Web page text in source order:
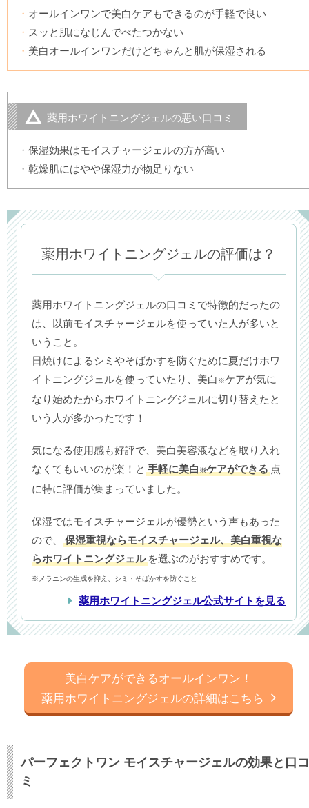
オールインワンで美白ケアもできるのが手軽で良い
スッと肌になじんでべたつかない
美白オールインワンだけどちゃんと肌が保湿される
薬用ホワイトニングジェルの悪い口コミ
保湿効果はモイスチャージェルの方が高い
乾燥肌にはやや保湿力が物足りない
薬用ホワイトニングジェルの評価は？
薬用ホワイトニングジェルの口コミで特徴的だったの
は、以前モイスチャージェルを使っていた人が多いと
いうこと。
日焼けによるシミやそばかすを防ぐために夏だけホワ
イトニングジェルを使っていたり、美白 ※ケアが気に
なり始めたからホワイトニングジェルに切り替えたと
いう人が多かったです！
気になる使用感も好評で、美白美容液などを取り入れ
なくてもいいのが楽！と 手軽に美白※ケアができる 点
に特に評価が集まっていました。
保湿ではモイスチャージェルが優勢という声もあった
ので、
保湿重視ならモイスチャージェル、美白重視な
らホワイトニングジェル を選ぶのがおすすめです。
※メラニンの生成を抑え、シミ・そばかすを防ぐこと
薬用ホワイトニングジェル公式サイトを見る
美白ケアができるオールインワン！
薬用ホワイトニングジェルの詳細はこちら
パーフェクトワン モイスチャージェルの効果と口コ
ミ